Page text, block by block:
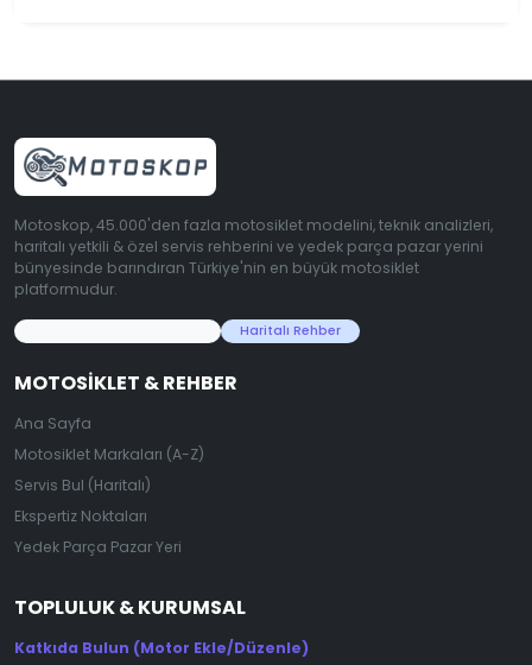
Motoskop, 45.000'den fazla motosiklet modelini, teknik analizleri,
haritalı yetkili & özel servis rehberini ve yedek parça pazar yerini
bünyesinde barındıran Türkiye'nin en büyük motosiklet
platformudur.
Haritalı Rehber
MOTOSIKLET & REHBER
Ana Sayfa
Motosiklet Markaları (A-Z)
Servis Bul (Haritalı)
Ekspertiz Noktaları
Yedek Parça Pazar Yeri
TOPLULUK & KURUMSAL
Katkıda Bulun (Motor Ekle/Düzenle)